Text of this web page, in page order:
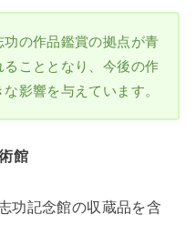
の作品鑑賞の拠点が青
こととなり、今後の作
影響を与えています。
館
功記念館の収蔵品を含